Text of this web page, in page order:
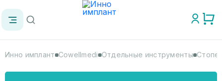
Инно имплант Cowellmedi Отдельные инструменты